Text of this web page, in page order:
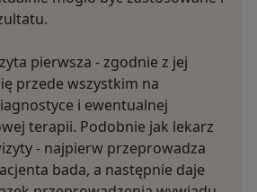
pierwsza - zgodnie z jej
przede wszystkim na
i ewentualnej
terapii. Podobnie jak lekarz
- najpierw przeprowadza
bada, a następnie daje